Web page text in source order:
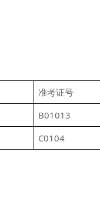
准考证号
B01013
C0104